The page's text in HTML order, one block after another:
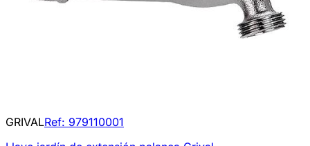
GRIVALRef: 979110001